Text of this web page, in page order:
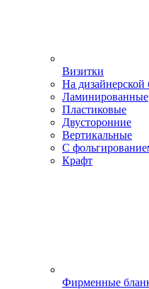
Визитки
На дизайнерской
Ламинированные
Пластиковые
Двусторонние
Вертикальные
С
Крафт
Фирменные